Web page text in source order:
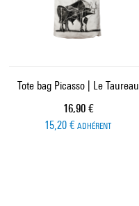
Tote bag Picasso | Le Taureau
Prix ​​actuel
16,90 €
15,20 € ADHÉRENT